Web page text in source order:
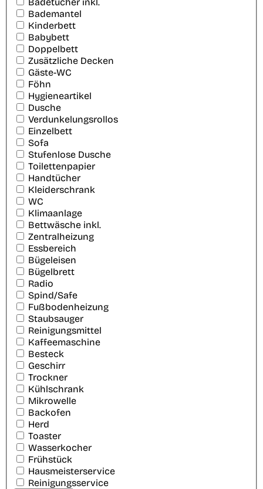
Bademantel
Kinderbett
Babybett
Doppelbett
Zusätzliche Decken
Gäste-WC
Föhn
Hygieneartikel
Dusche
Verdunkelungsrollos
Einzelbett
Sofa
Stufenlose Dusche
Toilettenpapier
Handtücher
Kleiderschrank
WC
Klimaanlage
Bettwäsche inkl.
Zentralheizung
Essbereich
Bügeleisen
Bügelbrett
Radio
Spind/Safe
Fußbodenheizung
Staubsauger
Reinigungsmittel
Kaffeemaschine
Besteck
Geschirr
Trockner
Kühlschrank
Mikrowelle
Backofen
Herd
Toaster
Wasserkocher
Frühstück
Hausmeisterservice
Reinigungsservice